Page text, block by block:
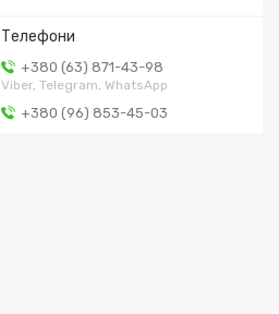
+380 (63) 871-43-98
Viber, Telegram, WhatsApp
+380 (96) 853-45-03